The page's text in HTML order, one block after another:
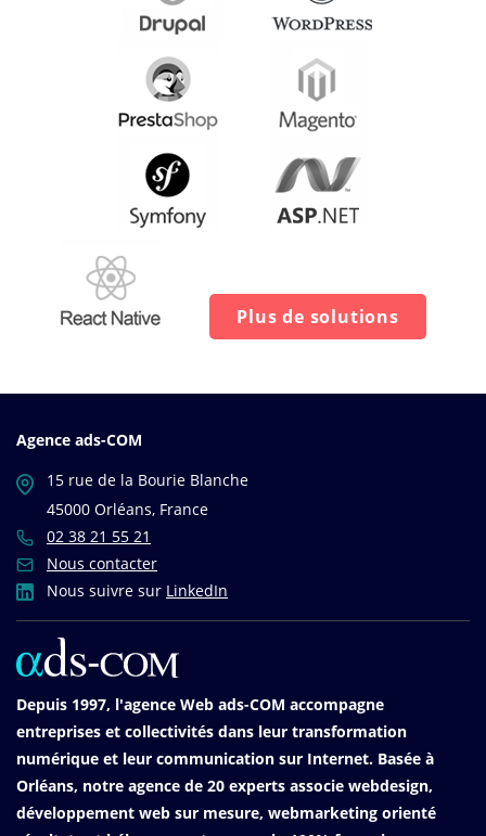
Plus de solutions
Agence ads-COM
15 rue de la Bourie Blanche
45000 Orléans, France
02 38 21 55 21
Nous contacter
Nous suivre sur LinkedIn
Depuis 1997, l'agence Web ads-COM accompagne
entreprises et collectivités dans leur transformation
numérique et leur communication sur Internet. Basée à
Orléans, notre agence de 20 experts associe webdesign,
développement web sur mesure, webmarketing orienté